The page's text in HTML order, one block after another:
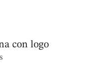
con logo